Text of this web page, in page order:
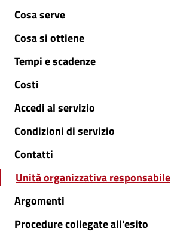
Cosa serve
Cosa si ottiene
Tempi e scadenze
Costi
Accedi al servizio
Condizioni di servizio
Contatti
Unità organizzativa responsabile
Argomenti
Procedure collegate all'esito